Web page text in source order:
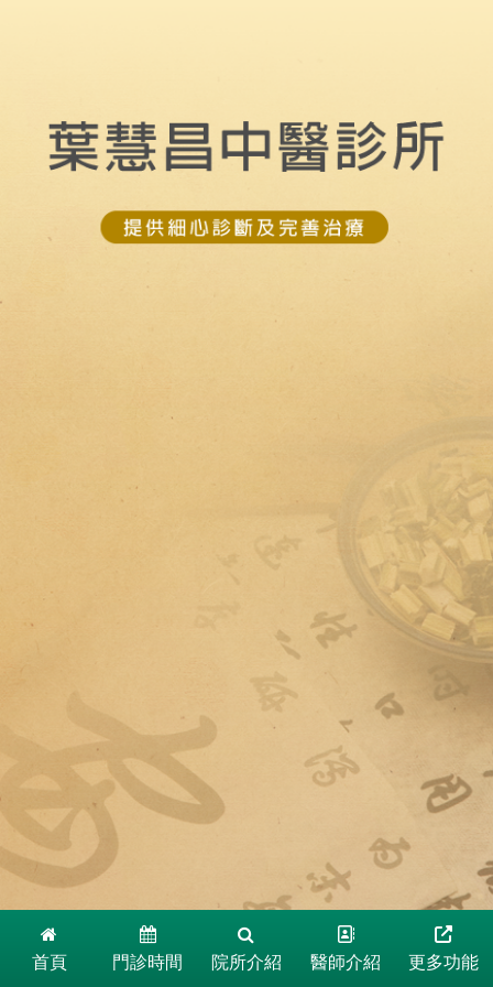
首頁 門診時間 院所介紹 醫師介紹 更多功能